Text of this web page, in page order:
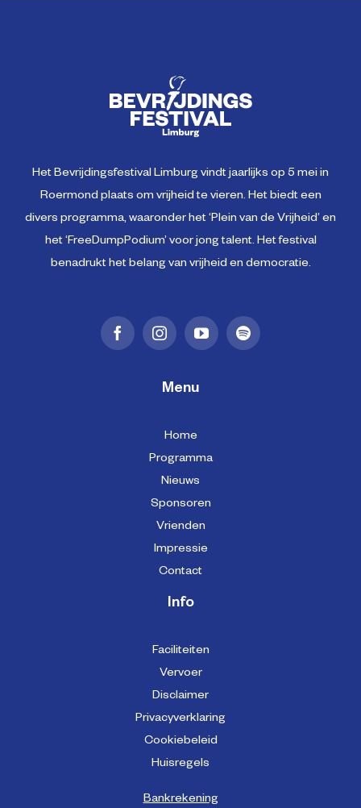
Het Bevrijdingsfestival Limburg vindt jaarlijks op 5 mei in
Roermond plaats om vrijheid te vieren. Het biedt een
divers programma, waaronder het ‘Plein van de Vrijheid’ en
het ‘FreeDumpPodium’ voor jong talent. Het festival
benadrukt het belang van vrijheid en democratie.
Menu
Home
Programma
Nieuws
Sponsoren
Vrienden
Impressie
Contact
Info
Faciliteiten
Vervoer
Disclaimer
Privacyverklaring
Cookiebeleid
Huisregels
Bankrekening